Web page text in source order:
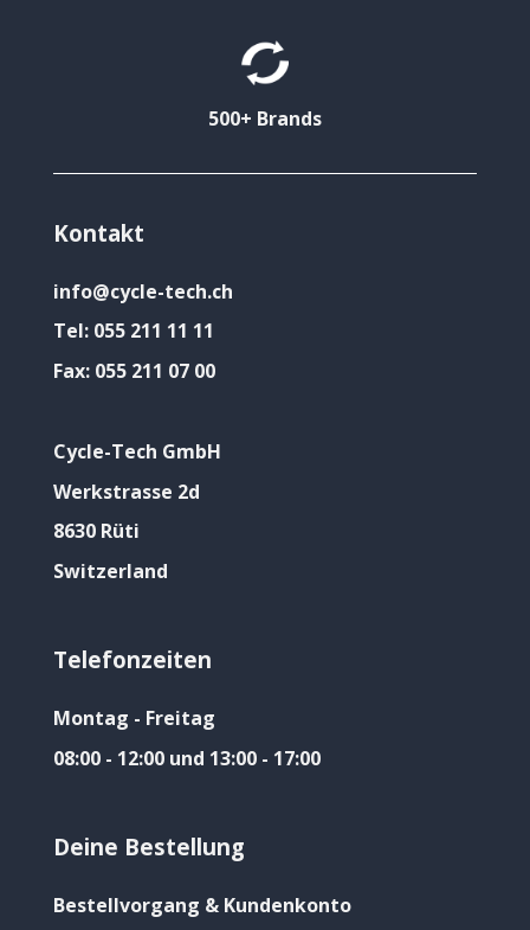
500+ Brands
Kontakt
info@cycle-tech.ch
Tel: 055 211 11 11
Fax: 055 211 07 00
Cycle-Tech GmbH
Werkstrasse 2d
8630 Rüti
Switzerland
Telefonzeiten
Montag - Freitag
08:00 - 12:00 und 13:00 - 17:00
Deine Bestellung
Bestellvorgang & Kundenkonto